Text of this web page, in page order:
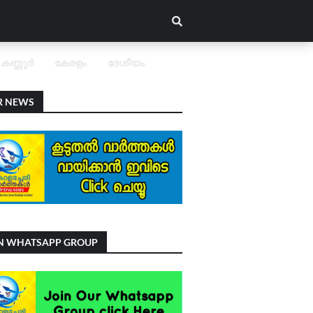
കണ്ണൂർ കേരളം ദേശീയം
NEWS
WHATSAPP GROUP